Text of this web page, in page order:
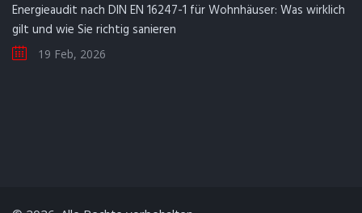
Energieaudit nach DIN EN 16247-1 für Wohnhäuser: Was wirklich
gilt und wie Sie richtig sanieren
19 Feb, 2026